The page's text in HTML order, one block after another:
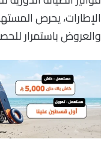
الإطارات، يحرص
والعروض باستمرار